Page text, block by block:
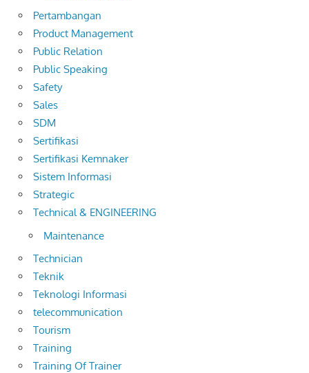
Pertambangan
Product Management
Public Relation
Public Speaking
Safety
Sales
SDM
Sertifikasi
Sertifikasi Kemnaker
Sistem Informasi
Strategic
Technical & ENGINEERING
Maintenance
Technician
Teknik
Teknologi Informasi
telecommunication
Tourism
Training
Training Of Trainer